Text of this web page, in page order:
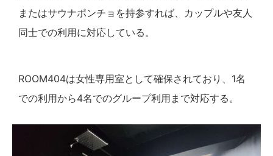
またはサウナポンチョを持参すれば、カップルや友人
同士での利用に対応している。
ROOM404は女性専用室として確保されており、1名
での利用から4名でのグループ利用まで対応する。